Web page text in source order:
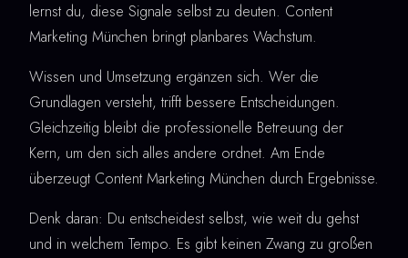
lernst du, diese Signale selbst zu deuten. Content
Marketing München bringt planbares Wachstum.
Wissen und Umsetzung ergänzen sich. Wer die
Grundlagen versteht, trifft bessere Entscheidungen.
Gleichzeitig bleibt die professionelle Betreuung der
Kern, um den sich alles andere ordnet. Am Ende
überzeugt Content Marketing München durch Ergebnisse.
Denk daran: Du entscheidest selbst, wie weit du gehst
und in welchem Tempo. Es gibt keinen Zwang zu großen